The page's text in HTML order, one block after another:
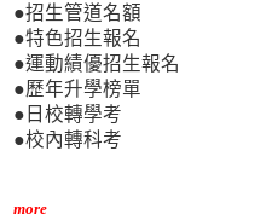
●招生管道名額
●特色招生報名
●運動績優招生報名
●歷年升學榜單
●日校轉學考
●校內轉科考
more